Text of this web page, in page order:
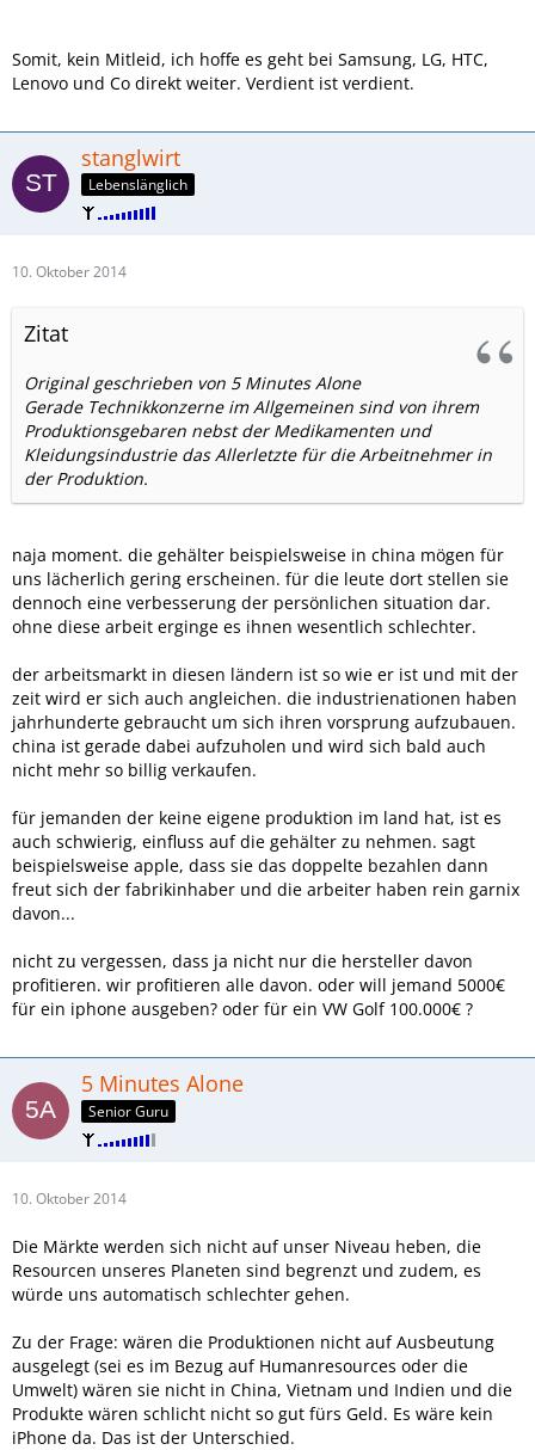
Somit, kein Mitleid, ich hoffe es geht bei Samsung, LG, HTC,
Lenovo und Co direkt weiter. Verdient ist verdient.
stanglwirt
Lebenslänglich
10. Oktober 2014
Zitat
Original geschrieben von 5 Minutes Alone
Gerade Technikkonzerne im Allgemeinen sind von ihrem
Produktionsgebaren nebst der Medikamenten und
Kleidungsindustrie das Allerletzte für die Arbeitnehmer in
der Produktion.
naja moment. die gehälter beispielsweise in china mögen für
uns lächerlich gering erscheinen. für die leute dort stellen sie
dennoch eine verbesserung der persönlichen situation dar.
ohne diese arbeit erginge es ihnen wesentlich schlechter.
der arbeitsmarkt in diesen ländern ist so wie er ist und mit der
zeit wird er sich auch angleichen. die industrienationen haben
jahrhunderte gebraucht um sich ihren vorsprung aufzubauen.
china ist gerade dabei aufzuholen und wird sich bald auch
nicht mehr so billig verkaufen.
für jemanden der keine eigene produktion im land hat, ist es
auch schwierig, einfluss auf die gehälter zu nehmen. sagt
beispielsweise apple, dass sie das doppelte bezahlen dann
freut sich der fabrikinhaber und die arbeiter haben rein garnix
davon...
nicht zu vergessen, dass ja nicht nur die hersteller davon
profitieren. wir profitieren alle davon. oder will jemand 5000€
für ein iphone ausgeben? oder für ein VW Golf 100.000€ ?
5 Minutes Alone
Senior Guru
10. Oktober 2014
Die Märkte werden sich nicht auf unser Niveau heben, die
Resourcen unseres Planeten sind begrenzt und zudem, es
würde uns automatisch schlechter gehen.
Zu der Frage: wären die Produktionen nicht auf Ausbeutung
ausgelegt (sei es im Bezug auf Humanresources oder die
Umwelt) wären sie nicht in China, Vietnam und Indien und die
Produkte wären schlicht nicht so gut fürs Geld. Es wäre kein
iPhone da. Das ist der Unterschied.